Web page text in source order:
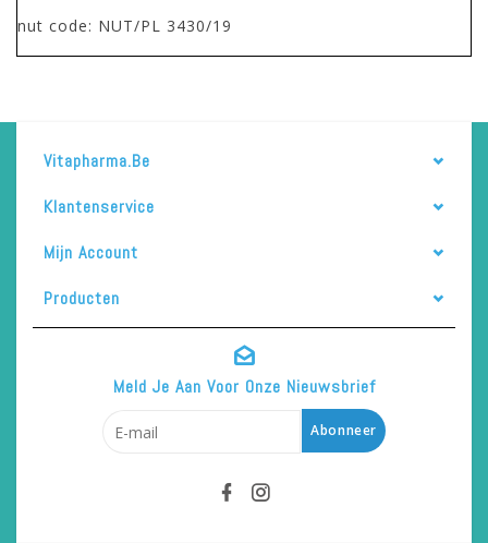
nut code: NUT/PL 3430/19
Vitapharma.be
Klantenservice
Mijn Account
Producten
Meld Je Aan Voor Onze Nieuwsbrief
Abonneer